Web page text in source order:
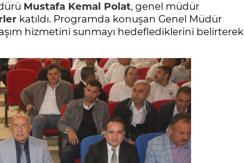
Mustafa Kemal Polat, genel müdür
katıldı. Programda konuşan Genel Müdür
hizmetini sunmayı hedeflediklerini belirterek